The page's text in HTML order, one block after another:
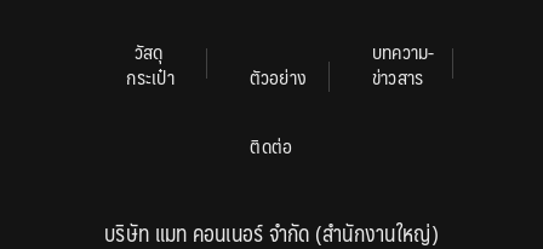
วัสดุ
กระเป๋า ตัวอย่าง
บทความ-
ข่าวสาร
ติดต่อ
บริษัท แมท คอนเนอร์ จำกัด (สำนักงานใหญ่)